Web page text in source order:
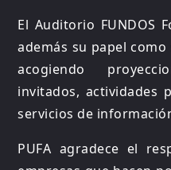
El Auditorio FUNDOS
además su papel
acogiendo
invitados, actividades
servicios de
PUFA agradece el